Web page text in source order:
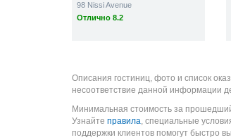
98 Nissi Avenue
Отлично 8.2
Описания гостиниц, фото и список
несоответствие данной информации
Минимальная стоимость за
Узнайте правила, специальные
поддержки клиентов помогут быстро